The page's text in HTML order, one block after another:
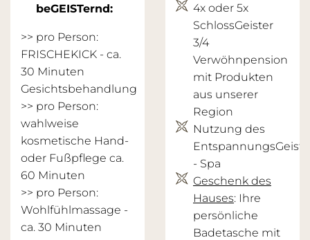
beGEISTernd:
>> pro Person:
FRISCHEKICK - ca.
30 Minuten
Gesichtsbehandlung
>> pro Person:
wahlweise
kosmetische Hand-
oder Fußpflege ca.
60 Minuten
>> pro Person:
Wohlfühlmassage -
ca. 30 Minuten
4x oder 5x
SchlossGeister
3/4
Verwöhnpension
mit Produkten
aus unserer
Region
Nutzung des
EntspannungsGeist
- Spa
Geschenk des
Hauses: Ihre
persönliche
Badetasche mit